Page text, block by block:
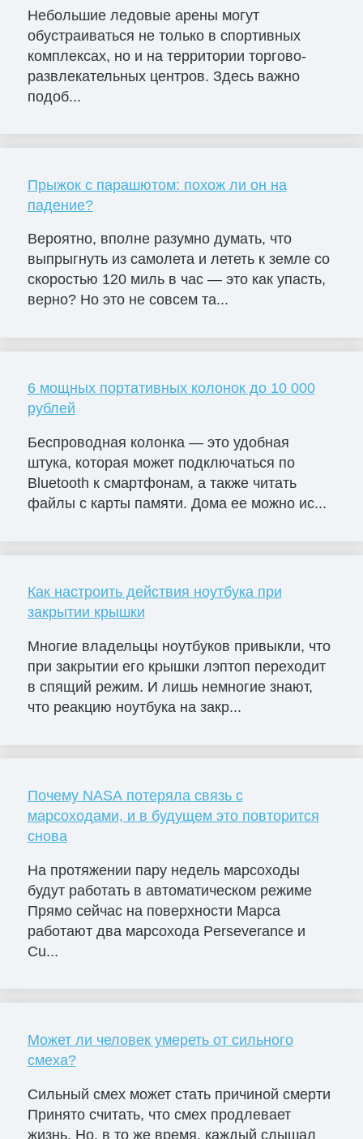
Небольшие ледовые арены могут
обустраиваться не только в спортивных
комплексах, но и на территории торгово-
развлекательных центров. Здесь важно
подоб...
Прыжок с парашютом: похож ли он на
падение?
Вероятно, вполне разумно думать, что
выпрыгнуть из самолета и лететь к земле со
скоростью 120 миль в час — это как упасть,
верно? Но это не совсем та...
6 мощных портативных колонок до 10 000
рублей
Беспроводная колонка — это удобная
штука, которая может подключаться по
Bluetooth к смартфонам, а также читать
файлы с карты памяти. Дома ее можно ис...
Как настроить действия ноутбука при
закрытии крышки
Многие владельцы ноутбуков привыкли, что
при закрытии его крышки лэптоп переходит
в спящий режим. И лишь немногие знают,
что реакцию ноутбука на закр...
Почему NASA потеряла связь с
марсоходами, и в будущем это повторится
снова
На протяжении пару недель марсоходы
будут работать в автоматическом режиме
Прямо сейчас на поверхности Марса
работают два марсохода Perseverance и
Cu...
Может ли человек умереть от сильного
смеха?
Сильный смех может стать причиной смерти
Принято считать, что смех продлевает
жизнь. Но, в то же время, каждый слышал